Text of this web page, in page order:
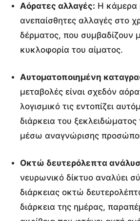
Αόρατες αλλαγές: Η κάμερα
ανεπαίσθητες αλλαγές στο
δέρματος, που συμβαδίζουν
κυκλοφορία του αίματος.
Αυτοματοποιημένη
μεταβολές είναι σχεδόν
λογισμικό τις εντοπίζει
διάρκεια του
μέσω αναγνώρισης
Οκτώ δευτερόλεπτα
νευρωνικό δίκτυο αναλύει
διάρκειας οκτώ
διάρκεια της ημέρας,